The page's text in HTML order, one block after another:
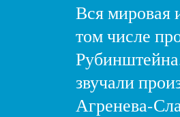
Вся мировая
том числе
звучали
Агренева-